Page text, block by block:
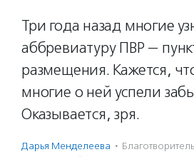
Три года назад многие
аббревиатуру ПВР —
размещения. Кажется,
многие о ней успели
Оказывается, зря.
Дарья Менделеева ·